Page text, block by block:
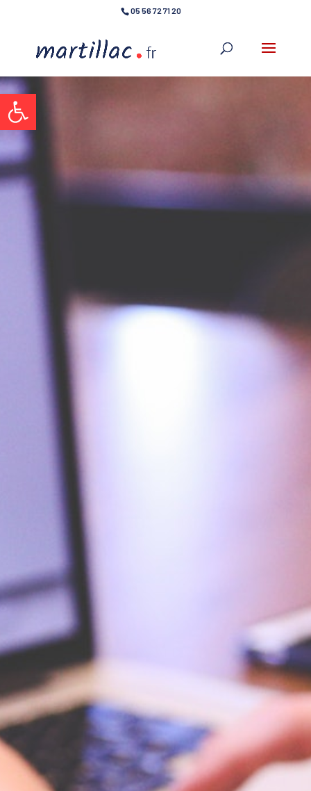
Ouvrir la barre d’outils
05 56 72 71 20